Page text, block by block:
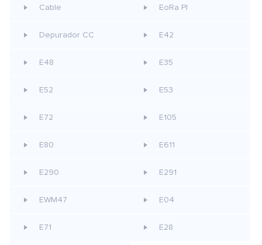
Cable EoRa PI
Depurador CC E42
E48 E35
E52 E53
E72 E105
E80 E611
E290 E291
EWM47 E04
E71 E28